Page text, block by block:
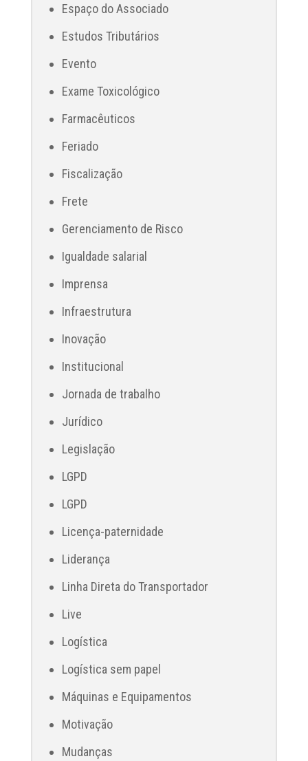
Espaço do Associado
Estudos Tributários
Evento
Exame Toxicológico
Farmacêuticos
Feriado
Fiscalização
Frete
Gerenciamento de Risco
Igualdade salarial
Imprensa
Infraestrutura
Inovação
Institucional
Jornada de trabalho
Jurídico
Legislação
LGPD
LGPD
Licença-paternidade
Liderança
Linha Direta do Transportador
Live
Logística
Logística sem papel
Máquinas e Equipamentos
Motivação
Mudanças